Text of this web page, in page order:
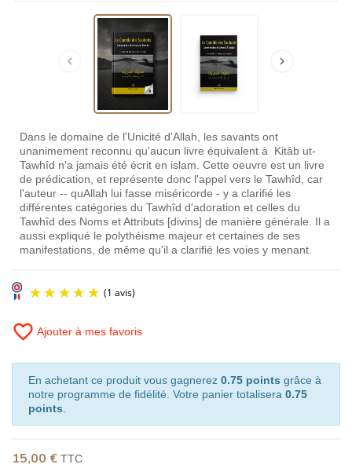
 
Dans le domaine de l'Unicité d'Allah, les savants ont
unanimement reconnu qu'aucun livre équivalent à Kitâb ut-
Tawhîd n'a jamais été écrit en islam. Cette oeuvre est un livre
de prédication, et représente donc l'appel vers le Tawhîd, car
l'auteur -- quAllah lui fasse miséricorde - y a clarifié les
différentes catégories du Tawhîd d'adoration et celles du
Tawhîd des Noms et Attributs [divins] de manière générale. Il a
aussi expliqué le polythéisme majeur et certaines de ses
manifestations, de même qu'il a clarifié les voies y menant.
favorite_border Ajouter à mes favoris
En achetant ce produit vous gagnerez 0.75 points grâce à
notre programme de fidélité. Votre panier totalisera 0.75
points
15,00 € TTC